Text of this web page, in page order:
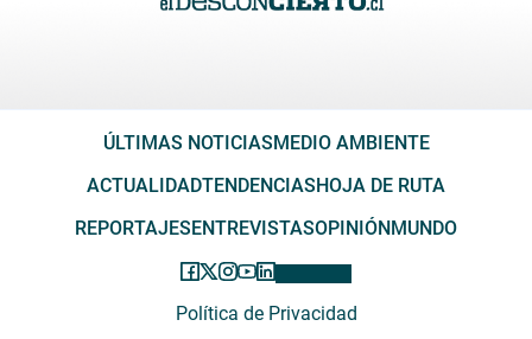
ÚLTIMAS NOTICIAS MEDIO AMBIENTE
ACTUALIDADTENDENCIAS HOJA DE RUTA
REPORTAJES ENTREVISTASOPINIÓN MUNDO
Política de Privacidad